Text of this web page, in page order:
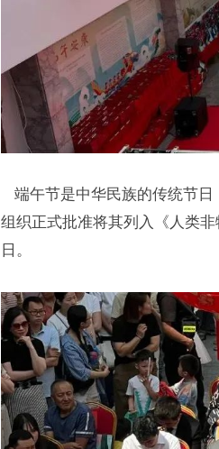
端午节是中华民族的传统节日
组织正式批准将其列入《人类
日。